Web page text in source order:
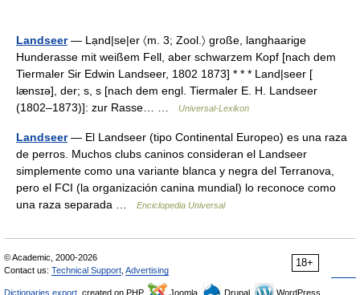
Landseer— Lạnd|se|er 〈m. 3; Zool.〉 große, langhaarige
Hunderasse mit weißem Fell, aber schwarzem Kopf [nach dem
Tiermaler Sir Edwin Landseer, 1802 1873] * * * Land|seer [
lænsɪə], der; s, s [nach dem engl. Tiermaler E. H. Landseer
(1802–1873)]: zur Rasse… …
Universal-Lexikon
Landseer— El Landseer (tipo Continental Europeo) es una raza
de perros. Muchos clubs caninos consideran el Landseer
simplemente como una variante blanca y negra del Terranova,
pero el FCI (la organización canina mundial) lo reconoce como
una raza separada …
Enciclopedia Universal
18+
© Academic, 2000-2026
Contact us: Technical Support Advertising
Dictionaries export , created on PHP, Joomla, Drupal,
WordPress,